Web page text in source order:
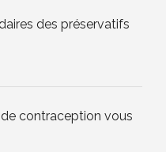
des préservatifs
contraception vous